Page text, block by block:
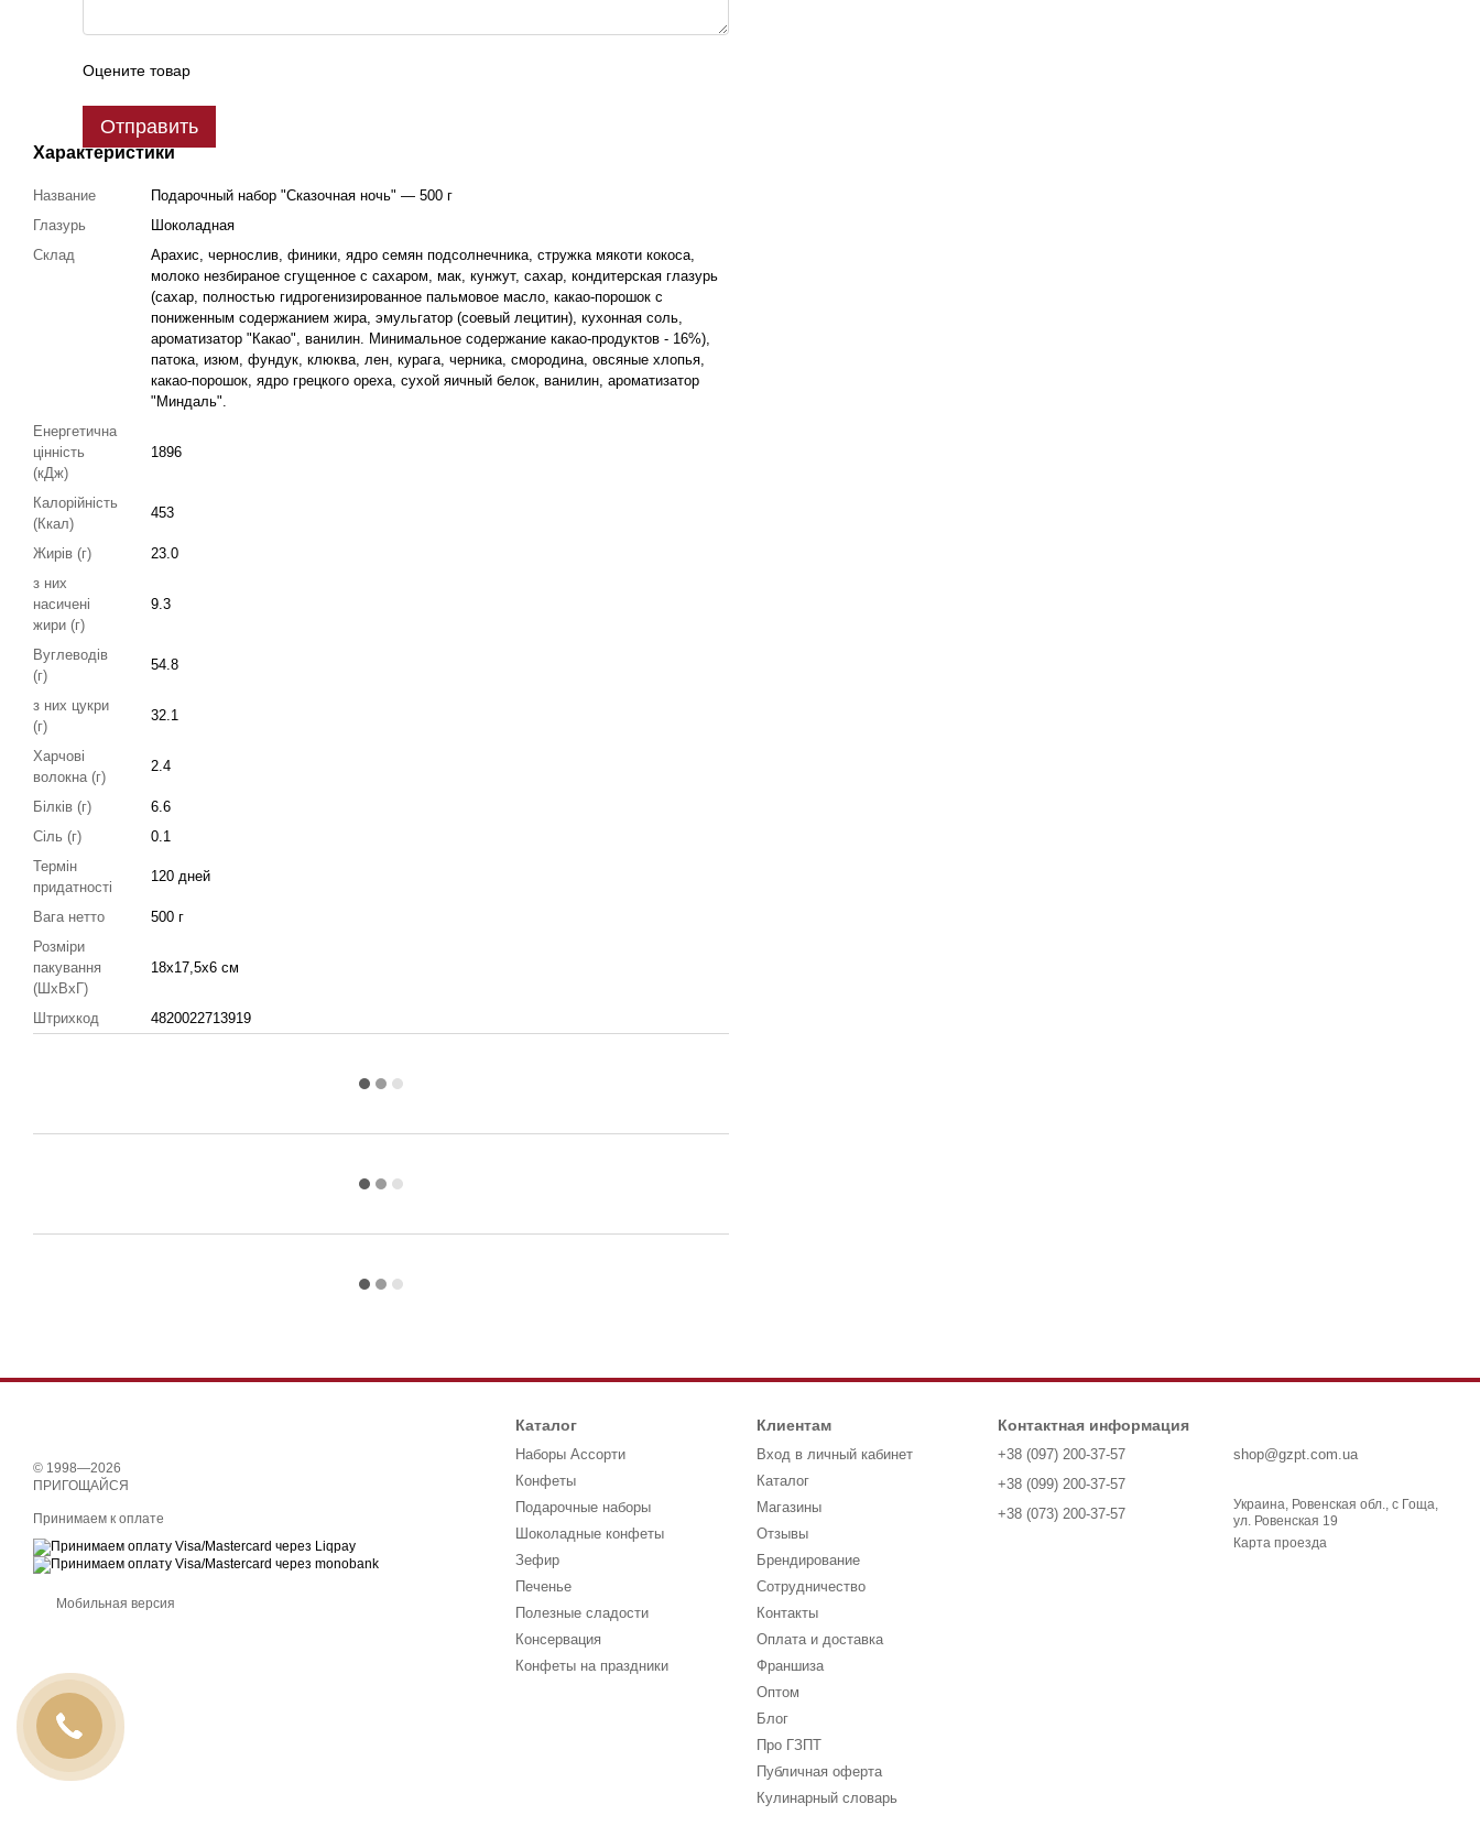
Оцените товар
Отправить
Характеристики
Название
Подарочный набор "Сказочная ночь" — 500 г
Глазурь
Шоколадная
Склад
Арахис, чернослив, финики, ядро семян подсолнечника, стружка мякоти кокоса,
молоко незбираное сгущенное с сахаром, мак, кунжут, сахар, кондитерская глазурь
(сахар, полностью гидрогенизированное пальмовое масло, какао-порошок с
пониженным содержанием жира, эмульгатор (соевый лецитин), кухонная соль,
ароматизатор "Какао", ванилин. Минимальное содержание какао-продуктов - 16%),
патока, изюм, фундук, клюква, лен, курага, черника, смородина, овсяные хлопья,
какао-порошок, ядро грецкого ореха, сухой яичный белок, ванилин, ароматизатор
"Миндаль".
Енергетична
цінність
(кДж)
1896
Калорійність
(Ккал)
453
Жирів (г)
23.0
з них
насичені
жири (г)
9.3
Вуглеводів
(г)
54.8
з них цукри
(г)
32.1
Харчові
волокна (г)
2.4
Білків (г)
6.6
Сіль (г)
0.1
Термін
придатності
120 дней
Вага нетто
500 г
Розміри
пакування
(ШхВхГ)
18х17,5х6 см
Штрихкод 4820022713919
© 1998—2026
ПРИГОЩАЙСЯ
Принимаем к оплате
Мобильная версия
Каталог
Наборы Ассорти
Конфеты
Подарочные наборы
Шоколадные конфеты
Зефир
Печенье
Полезные сладости
Консервация
Конфеты на праздники
Клиентам
Вход в личный кабинет
Каталог
Магазины
Отзывы
Брендирование
Сотрудничество
Контакты
Оплата и доставка
Франшиза
Оптом
Блог
Про ГЗПТ
Публичная оферта
Кулинарный словарь
Контактная информация
+38 (097) 200-37-57
+38 (099) 200-37-57
+38 (073) 200-37-57
shop@gzpt.com.ua
Украина, Ровенская обл., с Гоща,
ул. Ровенская 19
Карта проезда